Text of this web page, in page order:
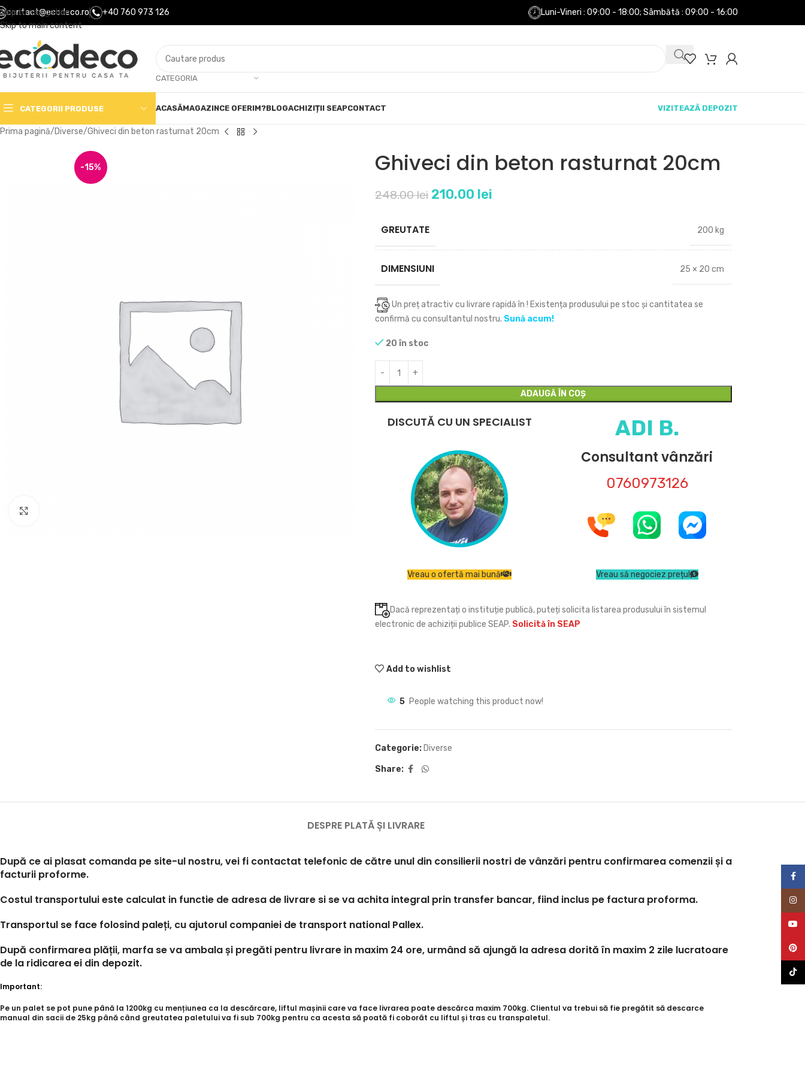
Skip to navigation
Skip to main content
contact@ecodeco.ro +40 760 973 126 Luni-Vineri : 09:00 - 18:00; Sâmbătă : 09:00 - 16:00
CATEGORIA
CATEGORII PRODUSE ACASĂMAGAZINCE OFERIM?BLOGACHIZIȚII SEAPCONTACT VIZITEAZĂ DEPOZIT
Prima pagină Diverse Ghiveci din beton rasturnat 20cm
-15% Ghiveci din beton rasturnat 20cm
248.00lei 210.00 lei
GREUTATE 200 kg
DIMENSIUNI 25 × 20 cm
Un preț atractiv cu livrare rapidă în ! Existența produsului pe stoc și cantitatea se
confirmă cu consultantul nostru. Sună acum!
20 în stoc
ADAUGĂ ÎN COȘ
DISCUTĂ CU UN SPECIALIST ADI B.
Consultant vânzări
0760973126
Vreau o ofertă mai bună Vreau să negociez prețul
Dacă reprezentați o instituție publică, puteți solicita listarea produsului în sistemul
electronic de achiziții publice SEAP. Solicită în SEAP
Add to wishlist
5 People watching this product now!
Categorie: Diverse
Share:
DESPRE PLATĂ ȘI LIVRARE
După ce ai plasat comanda pe site-ul nostru, vei fi contactat telefonic de către unul din consilierii nostri de vânzări pentru confirmarea comenzii și a
facturii proforme.
Costul transportului este calculat in functie de adresa de livrare si se va achita integral prin transfer bancar, fiind inclus pe factura proforma.
Transportul se face folosind paleți, cu ajutorul companiei de transport national Pallex.
După confirmarea plății, marfa se va ambala și pregăti pentru livrare in maxim 24 ore, urmând să ajungă la adresa dorită în maxim 2 zile lucratoare
de la ridicarea ei din depozit.
Important:
Pe un palet se pot pune până la 1200kg cu mențiunea ca la descărcare, liftul mașinii care va face livrarea poate descărca maxim 700kg. Clientul va trebui să fie pregătit să descarce
manual din sacii de 25kg până când greutatea paletului va fi sub 700kg pentru ca acesta să poată fi coborât cu liftul și tras cu transpaletul.